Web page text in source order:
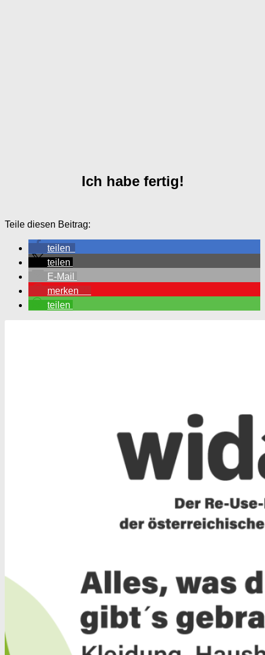
Ich habe fertig!
Teile diesen Beitrag:
teilen
teilen
E-Mail
merken
teilen